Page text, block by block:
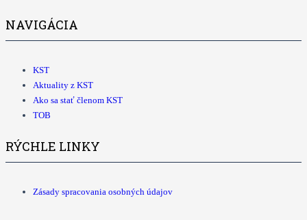
NAVIGÁCIA
KST
Aktuality z KST
Ako sa stať členom KST
TOB
RÝCHLE LINKY
Zásady spracovania osobných údajov